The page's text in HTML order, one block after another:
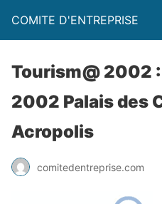
COMITE D'ENTREPRISE
Tourism@ 2002
2002 Palais des
Acropolis
comitedentreprise.com